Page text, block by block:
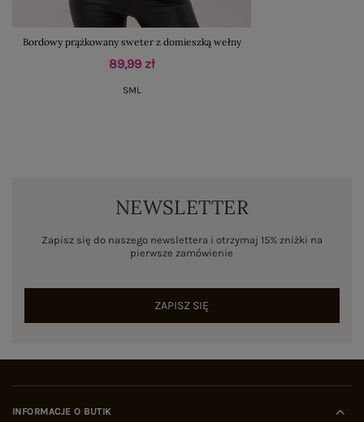
Bordowy prążkowany sweter z domieszką wełny
89,99 zł
SML
NEWSLETTER
Zapisz się do naszego newslettera i otrzymaj 15% zniżki na
pierwsze zamówienie
ZAPISZ SIĘ
INFORMACJE O BUTIK